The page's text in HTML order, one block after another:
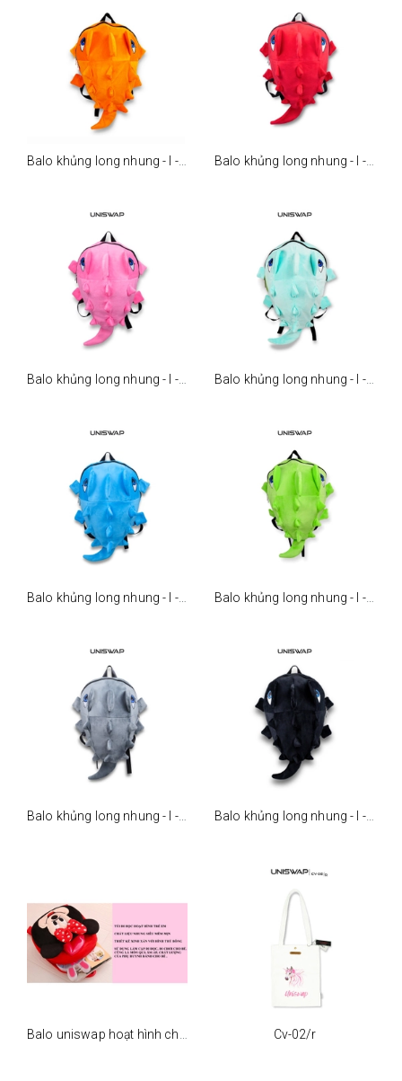
Balo khủng long nhung - l - cam Balo khủng long nhung - l - đỏ
Balo khủng long nhung - l - hồng Balo khủng long nhung - l - xanh ngọc
Balo khủng long nhung - l - xanh dương Balo khủng long nhung - l - xanh lá
Balo khủng long nhung - l - xám Balo khủng long nhung - l - đen
Cv-02/r